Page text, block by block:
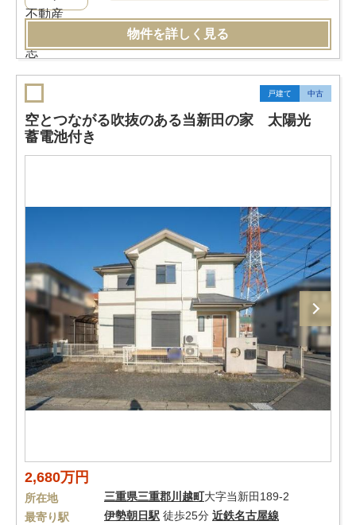
物件を詳しく見る
戸建て 中古
空とつながる吹抜のある当新田の家 太陽光
蓄電池付き
2,680万円
所在地 三重県三重郡川越町大字当新田189-2
最寄り駅
伊勢朝日駅 徒歩25分 近鉄名古屋線